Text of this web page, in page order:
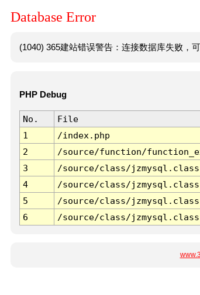
Database Error
(1040) 365建站错误警告：连接数据库失败，
PHP Debug
No. File
1
/index.php
2
/source/function/
3
/source/class/
4
/source/class/
5
/source/class/
6
/source/class/